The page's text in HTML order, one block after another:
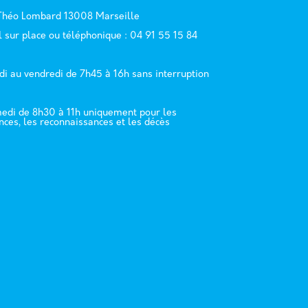
Lombard 13008 Marseille
sur place ou téléphonique : 04 91 55 15 84
au vendredi de 7h45 à 16h sans interruption
de 8h30 à 11h uniquement pour les
les reconnaissances et les décès